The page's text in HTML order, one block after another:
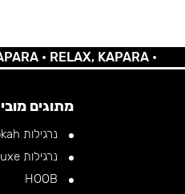
•RELAX, KAPARA •
מתוגים
נרגילות Alpha Hookah
נרגילות Amy Deluxe